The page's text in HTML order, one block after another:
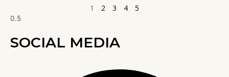
1 2 3 4 5
SOCIAL MEDIA